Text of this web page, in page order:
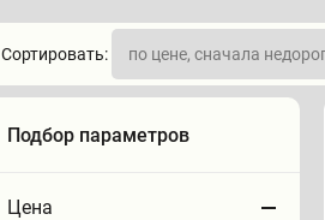
Сортировать:
Подбор параметров
Цена